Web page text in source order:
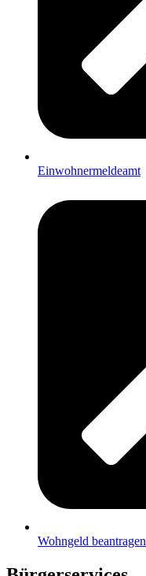
Einwohnermeldeamt
Wohngeld beantragen